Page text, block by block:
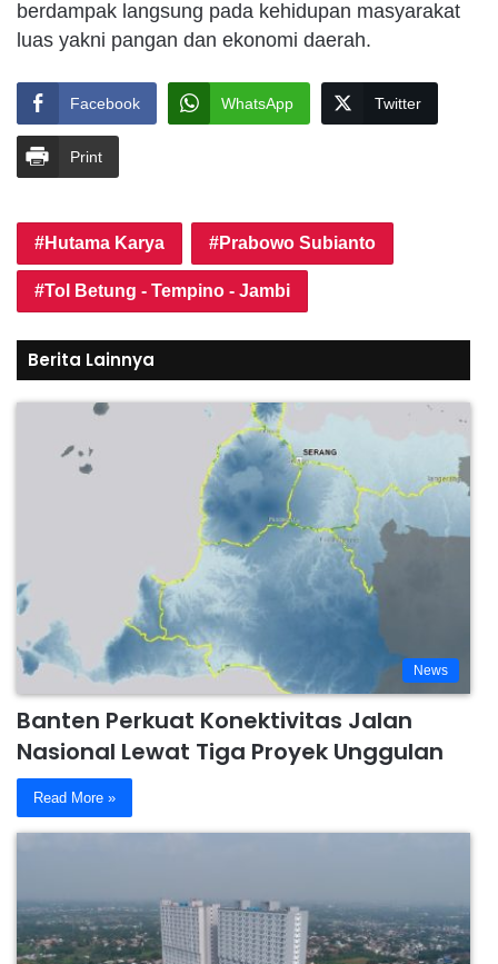
berdampak langsung pada kehidupan masyarakat
luas yakni pangan dan ekonomi daerah.
Facebook WhatsApp Twitter
Print
Hutama Karya Prabowo Subianto
Tol Betung - Tempino - Jambi
Berita Lainnya
News
Banten Perkuat Konektivitas Jalan
Nasional Lewat Tiga Proyek Unggulan
Read More »